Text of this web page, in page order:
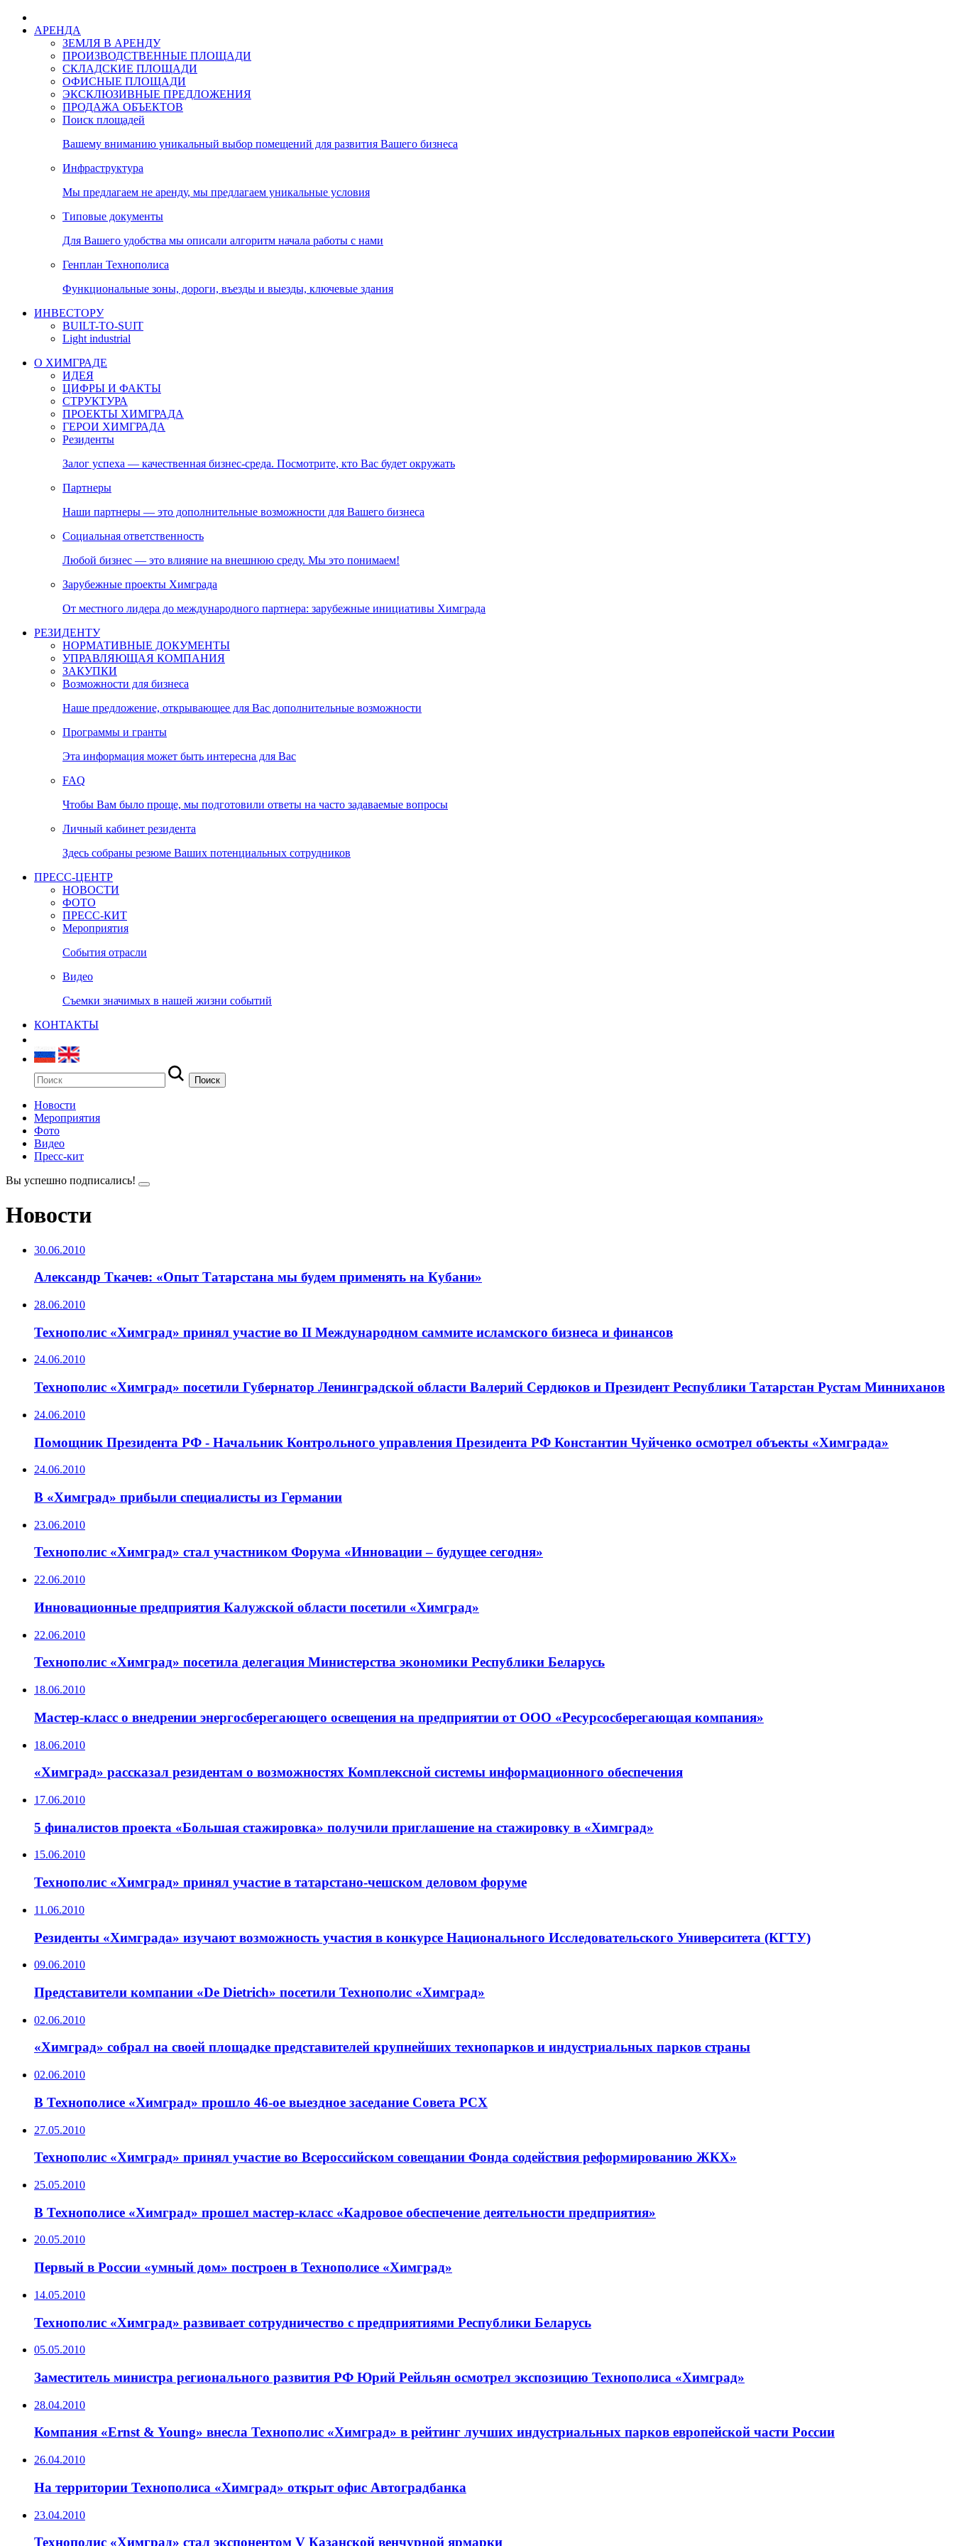
АРЕНДА
ЗЕМЛЯ В АРЕНДУ
ПРОИЗВОДСТВЕННЫЕ ПЛОЩАДИ
СКЛАДСКИЕ ПЛОЩАДИ
ОФИСНЫЕ ПЛОЩАДИ
ЭКСКЛЮЗИВНЫЕ ПРЕДЛОЖЕНИЯ
ПРОДАЖА ОБЪЕКТОВ
Поиск площадей
Вашему вниманию уникальный выбор помещений для развития Вашего бизнеса
Инфраструктура
Мы предлагаем не аренду, мы предлагаем уникальные условия
Типовые документы
Для Вашего удобства мы описали алгоритм начала работы с нами
Генплан Технополиса
Функциональные зоны, дороги, въезды и выезды, ключевые здания
ИНВЕСТОРУ
BUILT-TO-SUIT
Light industrial
О ХИМГРАДЕ
ИДЕЯ
ЦИФРЫ И ФАКТЫ
СТРУКТУРА
ПРОЕКТЫ ХИМГРАДА
ГЕРОИ ХИМГРАДА
Резиденты
Залог успеха — качественная бизнес-среда. Посмотрите, кто Вас будет окружать
Партнеры
Наши партнеры — это дополнительные возможности для Вашего бизнеса
Социальная ответственность
Любой бизнес — это влияние на внешнюю среду. Мы это понимаем!
Зарубежные проекты Химграда
От местного лидера до международного партнера: зарубежные инициативы Химграда
РЕЗИДЕНТУ
НОРМАТИВНЫЕ ДОКУМЕНТЫ
УПРАВЛЯЮЩАЯ КОМПАНИЯ
ЗАКУПКИ
Возможности для бизнеса
Наше предложение, открывающее для Вас дополнительные возможности
Программы и гранты
Эта информация может быть интересна для Вас
FAQ
Чтобы Вам было проще, мы подготовили ответы на часто задаваемые вопросы
Личный кабинет резидента
Здесь собраны резюме Ваших потенциальных сотрудников
ПРЕСС-ЦЕНТР
НОВОСТИ
ФОТО
ПРЕСС-КИТ
Мероприятия
События отрасли
Видео
Съемки значимых в нашей жизни событий
КОНТАКТЫ
Новости
Мероприятия
Фото
Видео
Пресс-кит
Вы успешно подписались!
Новости
30.06.2010
Александр Ткачев: «Опыт Татарстана мы будем применять на Кубани»
28.06.2010
Технополис «Химград» принял участие во II Международном саммите исламского бизнеса и финансов
24.06.2010
Технополис «Химград» посетили Губернатор Ленинградской области Валерий Сердюков и Президент Республики Татарстан Рустам Минниханов
24.06.2010
Помощник Президента РФ - Начальник Контрольного управления Президента РФ Константин Чуйченко осмотрел объекты «Химграда»
24.06.2010
В «Химград» прибыли специалисты из Германии
23.06.2010
Технополис «Химград» стал участником Форума «Инновации – будущее сегодня»
22.06.2010
Инновационные предприятия Калужской области посетили «Химград»
22.06.2010
Технополис «Химград» посетила делегация Министерства экономики Республики Беларусь
18.06.2010
Мастер-класс о внедрении энергосберегающего освещения на предприятии от ООО «Ресурсосберегающая компания»
18.06.2010
«Химград» рассказал резидентам о возможностях Комплексной системы информационного обеспечения
17.06.2010
5 финалистов проекта «Большая стажировка» получили приглашение на стажировку в «Химград»
15.06.2010
Технополис «Химград» принял участие в татарстано-чешском деловом форуме
11.06.2010
Резиденты «Химграда» изучают возможность участия в конкурсе Национального Исследовательского Университета (КГТУ)
09.06.2010
Представители компании «De Dietrich» посетили Технополис «Химград»
02.06.2010
«Химград» собрал на своей площадке представителей крупнейших технопарков и индустриальных парков страны
02.06.2010
В Технополисе «Химград» прошло 46-ое выездное заседание Совета РСХ
27.05.2010
Технополис «Химград» принял участие во Всероссийском совещании Фонда содействия реформированию ЖКХ»
25.05.2010
В Технополисе «Химград» прошел мастер-класс «Кадровое обеспечение деятельности предприятия»
20.05.2010
Первый в России «умный дом» построен в Технополисе «Химград»
14.05.2010
Технополис «Химград» развивает сотрудничество с предприятиями Республики Беларусь
05.05.2010
Заместитель министра регионального развития РФ Юрий Рейльян осмотрел экспозицию Технополиса «Химград»
28.04.2010
Компания «Ernst & Young» внесла Технополис «Химград» в рейтинг лучших индустриальных парков европейской части России
26.04.2010
На территории Технополиса «Химград» открыт офис Автоградбанка
23.04.2010
Технополис «Химград» стал экспонентом V Казанской венчурной ярмарки